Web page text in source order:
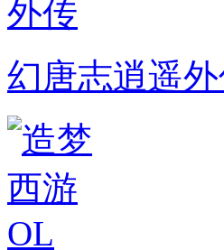
幻唐志逍遥